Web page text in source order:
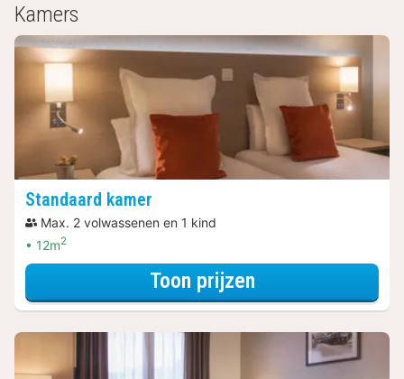
Kamers
Standaard kamer
Max. 2 volwassenen en 1 kind
12m2
Toon prijzenvoor